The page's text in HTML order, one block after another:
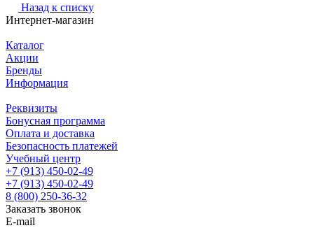
Назад к списку
Интернет-магазин
Каталог
Акции
Бренды
Информация
Реквизиты
Бонусная программа
Оплата и доставка
Безопасность платежей
Учебный центр
+7 (913) 450-02-49
+7 (913) 450-02-49
8 (800) 250-36-32
Заказать звонок
E-mail